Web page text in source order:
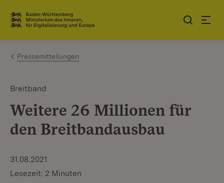
Zum Inhalt springen
Link zur Startseite
Pressemitteilungen
Breitband
Weitere 26 Millionen für
den Breitbandausbau
31.08.2021
Lesezeit: 2 Minuten